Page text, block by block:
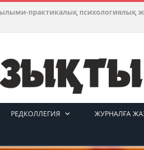
практикалық психологиялық
РЕДКОЛЛЕГИЯ ЖУРНАЛҒА